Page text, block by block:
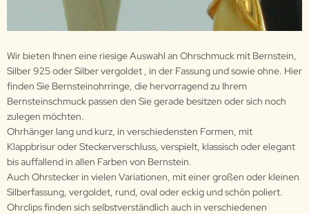
Wir bieten Ihnen eine riesige Auswahl an Ohrschmuck mit Bernstein,
Silber 925 oder Silber vergoldet , in der Fassung und sowie ohne. Hier
finden Sie Bernsteinohrringe, die hervorragend zu Ihrem
Bernsteinschmuck passen den Sie gerade besitzen oder sich noch
zulegen möchten.
Ohrhänger lang und kurz, in verschiedensten Formen, mit
Klappbrisur oder Steckerverschluss, verspielt, klassisch oder elegant
bis auffallend in allen Farben von Bernstein.
Auch Ohrstecker in vielen Variationen, mit einer großen oder kleinen
Silberfassung, vergoldet, rund, oval oder eckig und schön poliert.
Ohrclips finden sich selbstverständlich auch in verschiedenen